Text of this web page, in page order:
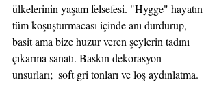
ülkelerinin yaşam felsefesi. "Hygge" hayatın
tüm koşuşturmacası içinde anı durdurup,
basit ama bize huzur veren şeylerin tadını
çıkarma sanatı. Baskın dekorasyon
unsurları;  soft gri tonları ve loş aydınlatma.